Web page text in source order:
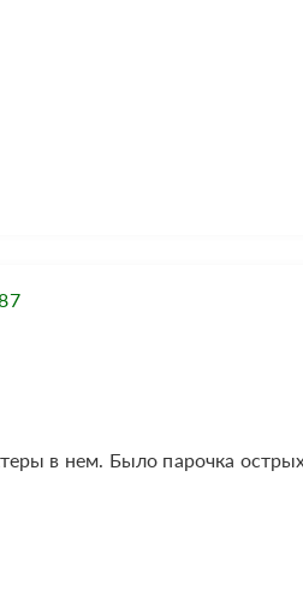
в нем. Было парочка